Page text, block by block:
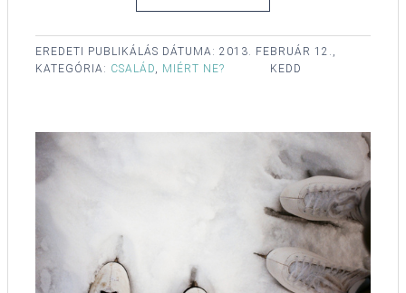
EREDETI PUBLIKÁLÁS DÁTUMA: 2013. FEBRUÁR 12.,
KEDD
KATEGÓRIA: CSALÁD, MIÉRT NE?